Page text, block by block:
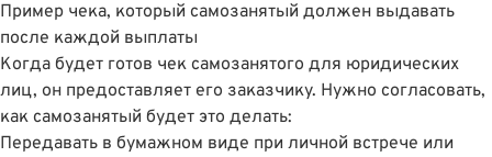
Пример чека, который самозанятый должен выдавать
после каждой выплаты
Когда будет готов чек самозанятого для юридических
лиц, он предоставляет его заказчику. Нужно согласовать,
как самозанятый будет это делать:
Передавать в бумажном виде при личной встрече или